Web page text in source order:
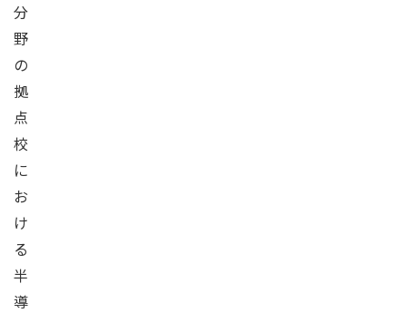
分
野
の
拠
点
校
に
お
け
る
半
導